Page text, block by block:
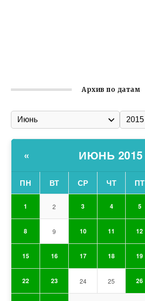
Архив по датам
« ИЮНЬ 2015
ПН ВТ СР ЧТ ПТ
1 2 3 4 5
8 9 10 11 12
15 16 17 18 19
22 23 24 25 26